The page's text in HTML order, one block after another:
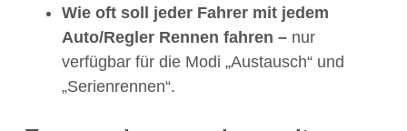
Wie oft soll jeder Fahrer mit jedem
Auto/Regler Rennen fahren – nur
verfügbar für die Modi „Austausch“ und
„Serienrennen“.